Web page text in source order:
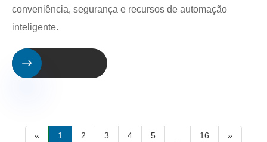
conveniência, segurança e recursos de automação
inteligente.

« 1 2 3 4 5 16 »